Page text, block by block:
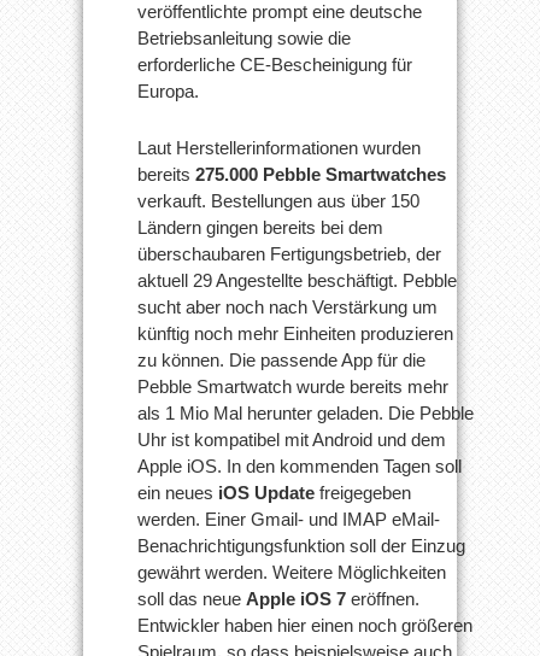
veröffentlichte prompt eine deutsche
Betriebsanleitung sowie die
erforderliche CE-Bescheinigung für
Europa.
Laut Herstellerinformationen wurden
bereits 275.000 Pebble Smartwatches
verkauft. Bestellungen aus über 150
Ländern gingen bereits bei dem
überschaubaren Fertigungsbetrieb, der
aktuell 29 Angestellte beschäftigt. Pebble
sucht aber noch nach Verstärkung um
künftig noch mehr Einheiten produzieren
zu können. Die passende App für die
Pebble Smartwatch wurde bereits mehr
als 1 Mio Mal herunter geladen. Die Pebble
Uhr ist kompatibel mit Android und dem
Apple iOS. In den kommenden Tagen soll
ein neues iOS Update freigegeben
werden. Einer Gmail- und IMAP eMail-
Benachrichtigungsfunktion soll der Einzug
gewährt werden. Weitere Möglichkeiten
soll das neue Apple iOS 7 eröffnen.
Entwickler haben hier einen noch größeren